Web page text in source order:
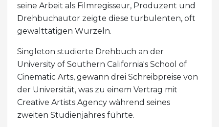
seine Arbeit als Filmregisseur, Produzent und
Drehbuchautor zeigte diese turbulenten, oft
gewalttätigen Wurzeln.
Singleton studierte Drehbuch an der
University of Southern California's School of
Cinematic Arts, gewann drei Schreibpreise von
der Universität, was zu einem Vertrag mit
Creative Artists Agency während seines
zweiten Studienjahres führte.